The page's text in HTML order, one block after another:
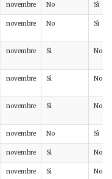
novembre No Sì
novembre No Sì
novembre Sì No
novembre Sì No
novembre Sì No
novembre No Sì
novembre Sì No
novembre Sì No